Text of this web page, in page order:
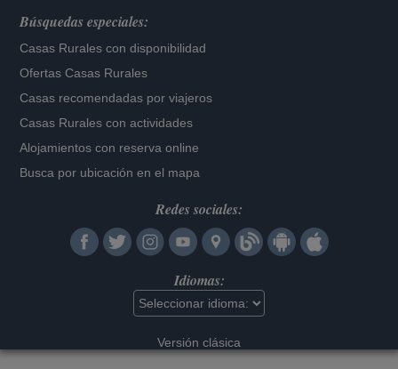
Búsquedas especiales:
Casas Rurales con disponibilidad
Ofertas Casas Rurales
Casas recomendadas por viajeros
Casas Rurales con actividades
Alojamientos con reserva online
Busca por ubicación en el mapa
Redes sociales:
Idiomas:
Versión clásica